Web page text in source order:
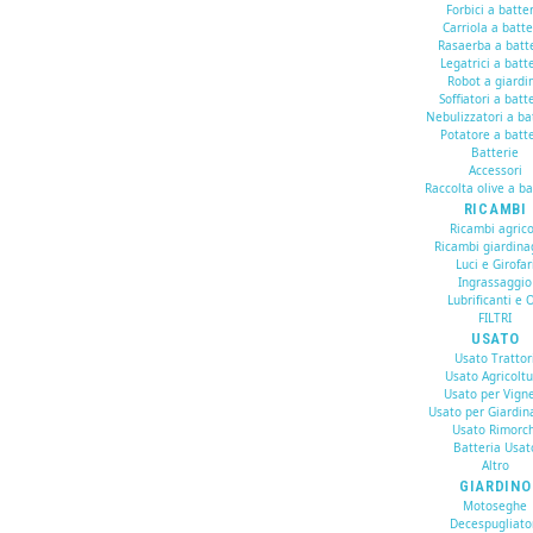
Forbici a
Carriola a
Rasaerba a
Legatrici a
Robot a
Soffiatori a
Nebulizzatori a
Potatore a
Batterie
Accessori
Raccolta olive a
RICAMBI
Ricambi
Ricambi
Luci e Girofari
Ingrassaggio
Lubrificanti e
FILTRI
USATO
Usato Trattori
Usato
Usato per
Usato per
Usato
Batteria
Altro
GIARDINO
Motoseghe